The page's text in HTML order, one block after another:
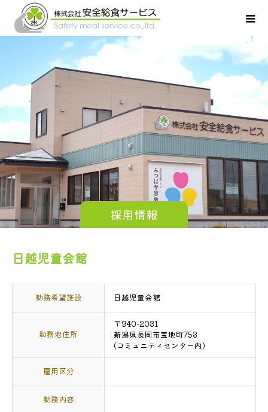
採用情報
日越児童会館
勤務希望施設 日越児童会館
勤務地住所
〒940-2031
新潟県長岡市宝地町753
(コミュニティセンター内)
雇用区分
勤務内容